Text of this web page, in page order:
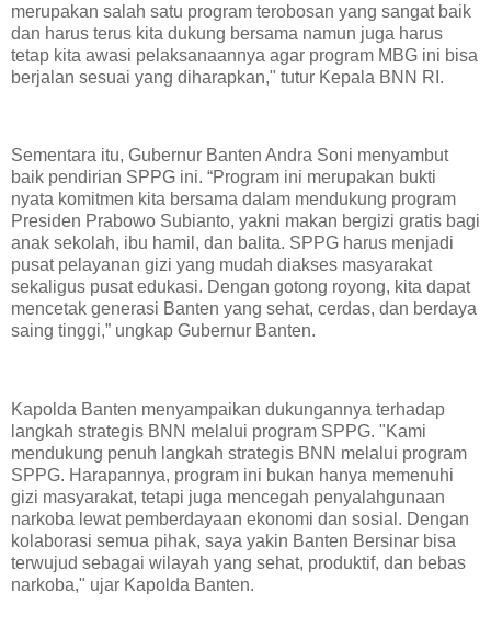
merupakan salah satu program terobosan yang sangat baik
dan harus terus kita dukung bersama namun juga harus
tetap kita awasi pelaksanaannya agar program MBG ini bisa
berjalan sesuai yang diharapkan," tutur Kepala BNN RI.
Sementara itu, Gubernur Banten Andra Soni menyambut
baik pendirian SPPG ini. “Program ini merupakan bukti
nyata komitmen kita bersama dalam mendukung program
Presiden Prabowo Subianto, yakni makan bergizi gratis bagi
anak sekolah, ibu hamil, dan balita. SPPG harus menjadi
pusat pelayanan gizi yang mudah diakses masyarakat
sekaligus pusat edukasi. Dengan gotong royong, kita dapat
mencetak generasi Banten yang sehat, cerdas, dan berdaya
saing tinggi,” ungkap Gubernur Banten.
Kapolda Banten menyampaikan dukungannya terhadap
langkah strategis BNN melalui program SPPG. "Kami
mendukung penuh langkah strategis BNN melalui program
SPPG. Harapannya, program ini bukan hanya memenuhi
gizi masyarakat, tetapi juga mencegah penyalahgunaan
narkoba lewat pemberdayaan ekonomi dan sosial. Dengan
kolaborasi semua pihak, saya yakin Banten Bersinar bisa
terwujud sebagai wilayah yang sehat, produktif, dan bebas
narkoba," ujar Kapolda Banten.